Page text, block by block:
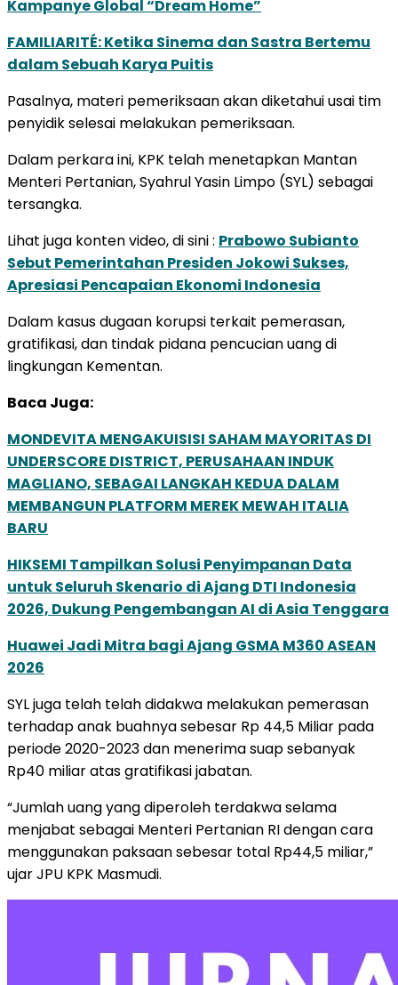
Kampanye Global “Dream Home”
FAMILIARITÉ: Ketika Sinema dan Sastra Bertemu
dalam Sebuah Karya Puitis
Pasalnya, materi pemeriksaan akan diketahui usai tim
penyidik selesai melakukan pemeriksaan.
Dalam perkara ini, KPK telah menetapkan Mantan
Menteri Pertanian, Syahrul Yasin Limpo (SYL) sebagai
tersangka.
Lihat juga konten video, di sini : Prabowo Subianto
Sebut Pemerintahan Presiden Jokowi Sukses,
Apresiasi Pencapaian Ekonomi Indonesia
Dalam kasus dugaan korupsi terkait pemerasan,
gratifikasi, dan tindak pidana pencucian uang di
lingkungan Kementan.
Baca Juga:
MONDEVITA MENGAKUISISI SAHAM MAYORITAS DI
UNDERSCORE DISTRICT, PERUSAHAAN INDUK
MAGLIANO, SEBAGAI LANGKAH KEDUA DALAM
MEMBANGUN PLATFORM MEREK MEWAH ITALIA
BARU
HIKSEMI Tampilkan Solusi Penyimpanan Data
untuk Seluruh Skenario di Ajang DTI Indonesia
2026, Dukung Pengembangan AI di Asia Tenggara
Huawei Jadi Mitra bagi Ajang GSMA M360 ASEAN
2026
SYL juga telah telah didakwa melakukan pemerasan
terhadap anak buahnya sebesar Rp 44,5 Miliar pada
periode 2020-2023 dan menerima suap sebanyak
Rp40 miliar atas gratifikasi jabatan.
“Jumlah uang yang diperoleh terdakwa selama
menjabat sebagai Menteri Pertanian RI dengan cara
menggunakan paksaan sebesar total Rp44,5 miliar,”
ujar JPU KPK Masmudi.